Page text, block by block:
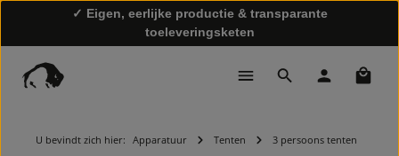
✓ Snelle levering & gratis retourzending
✓ Eigen, eerlijke productie & transparante
toeleveringsketen
U bevindt zich hier: Apparatuur Tenten 3 persoons tenten